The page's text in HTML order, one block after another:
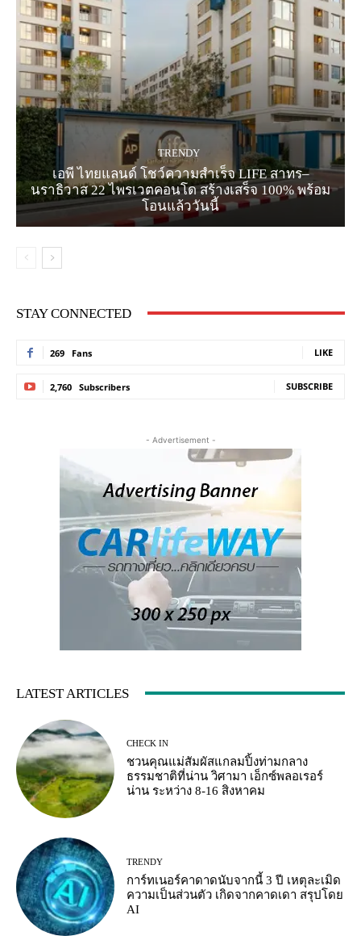
TRENDY
เอพี ไทยแลนด์ โชว์ความสำเร็จ LIFE สาทร–
นราธิวาส 22 ไพรเวตคอนโด สร้างเสร็จ 100% พร้อม
โอนแล้ววันนี้
STAY CONNECTED
269 Fans LIKE
2,760 Subscribers SUBSCRIBE
- Advertisement -
LATEST ARTICLES
CHECK IN
ชวนคุณแม่สัมผัสแกลมปิ้งท่ามกลาง
ธรรมชาติที่น่าน วิศามา เอ็กซ์พลอเรอร์
น่าน ระหว่าง 8-16 สิงหาคม
TRENDY
การ์ทเนอร์คาดาดนับจากนี้ 3 ปี เหตุละเมิด
ความเป็นส่วนตัว เกิดจากคาดเดา สรุปโดย
AI